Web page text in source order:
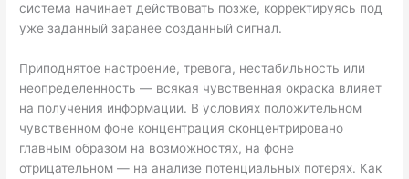
система начинает действовать позже, корректируясь под
уже заданный заранее созданный сигнал.
Приподнятое настроение, тревога, нестабильность или
неопределенность — всякая чувственная окраска влияет
на получения информации. В условиях положительном
чувственном фоне концентрация сконцентрировано
главным образом на возможностях, на фоне
отрицательном — на анализе потенциальных потерях. Как